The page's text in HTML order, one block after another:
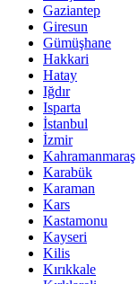
Gaziantep
Giresun
Gümüşhane
Hakkari
Hatay
Iğdır
Isparta
İstanbul
İzmir
Kahramanmaraş
Karabük
Karaman
Kars
Kastamonu
Kayseri
Kilis
Kırıkkale